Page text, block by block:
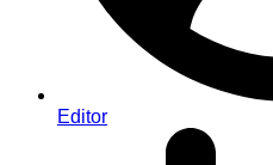
Editor